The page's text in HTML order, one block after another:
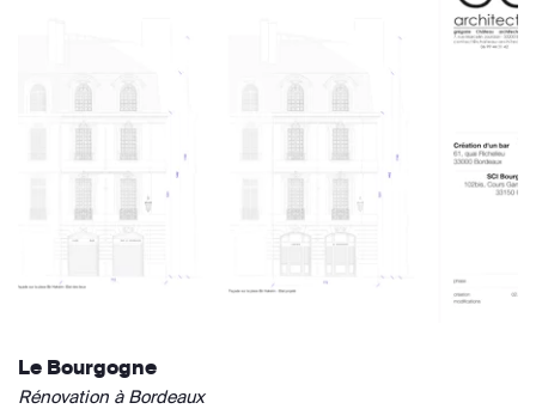
Le Bourgogne
Rénovation à Bordeaux